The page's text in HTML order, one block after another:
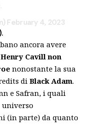
February 4, 2023
ancora avere
Henry Cavill non
nonostante la sua
di Black Adam.
e Safran, i quali
(in parte) da quanto